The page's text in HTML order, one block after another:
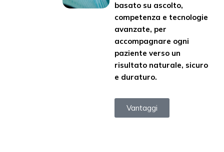
basato su ascolto,
competenza e tecnologie
avanzate, per
accompagnare ogni
paziente verso un
risultato naturale, sicuro
e duraturo.
Vantaggi